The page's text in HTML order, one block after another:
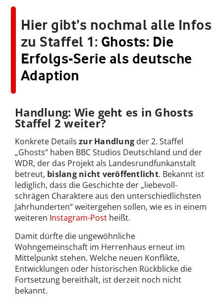
Hier gibt’s nochmal alle Infos
zu Staffel 1: Ghosts: Die
Erfolgs-Serie als deutsche
Adaption
Handlung: Wie geht es in Ghosts
Staffel 2 weiter?
Konkrete Details zur Handlung der 2. Staffel
„Ghosts“ haben BBC Studios Deutschland und der
WDR, der das Projekt als Landesrundfunkanstalt
betreut, bislang nicht veröffentlicht. Bekannt ist
lediglich, dass die Geschichte der „liebevoll-
schrägen Charaktere aus den unterschiedlichsten
Jahrhunderten“ weitergehen sollen, wie es in einem
weiteren Instagram-Post heißt.
Damit dürfte die ungewöhnliche
Wohngemeinschaft im Herrenhaus erneut im
Mittelpunkt stehen. Welche neuen Konflikte,
Entwicklungen oder historischen Rückblicke die
Fortsetzung bereithält, ist derzeit noch nicht
bekannt.